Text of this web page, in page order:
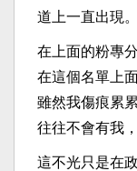
道上一直出現。
在上面的粉專
在這個名單上
雖然我傷痕累
往往不會有我
這不光只是在